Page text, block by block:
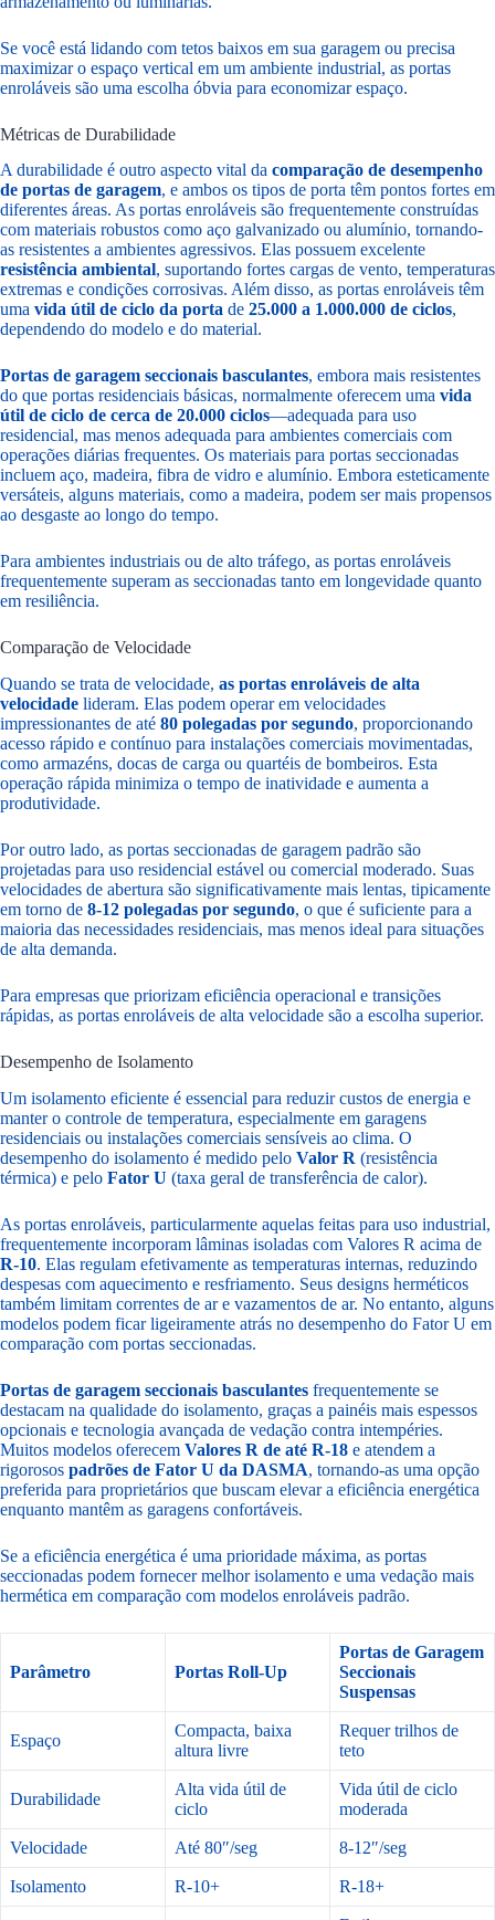
Se você está lidando com tetos baixos em sua garagem ou precisa
maximizar o espaço vertical em um ambiente industrial, as portas
enroláveis são uma escolha óbvia para economizar espaço.
Métricas de Durabilidade
A durabilidade é outro aspecto vital da comparação de desempenho
de portas de garagem, e ambos os tipos de porta têm pontos fortes em
diferentes áreas. As portas enroláveis são frequentemente construídas
com materiais robustos como aço galvanizado ou alumínio, tornando-
as resistentes a ambientes agressivos. Elas possuem excelente
resistência ambiental, suportando fortes cargas de vento, temperaturas
extremas e condições corrosivas. Além disso, as portas enroláveis têm
uma vida útil de ciclo da porta de 25.000 a 1.000.000 de ciclos,
dependendo do modelo e do material.
Portas de garagem seccionais basculantes, embora mais resistentes
do que portas residenciais básicas, normalmente oferecem uma vida
útil de ciclo de cerca de 20.000 ciclos—adequada para uso
residencial, mas menos adequada para ambientes comerciais com
operações diárias frequentes. Os materiais para portas seccionadas
incluem aço, madeira, fibra de vidro e alumínio. Embora esteticamente
versáteis, alguns materiais, como a madeira, podem ser mais propensos
ao desgaste ao longo do tempo.
Para ambientes industriais ou de alto tráfego, as portas enroláveis
frequentemente superam as seccionadas tanto em longevidade quanto
em resiliência.
Comparação de Velocidade
Quando se trata de velocidade, as portas enroláveis de alta
velocidade lideram. Elas podem operar em velocidades
impressionantes de até 80 polegadas por segundo, proporcionando
acesso rápido e contínuo para instalações comerciais movimentadas,
como armazéns, docas de carga ou quartéis de bombeiros. Esta
operação rápida minimiza o tempo de inatividade e aumenta a
produtividade.
Por outro lado, as portas seccionadas de garagem padrão são
projetadas para uso residencial estável ou comercial moderado. Suas
velocidades de abertura são significativamente mais lentas, tipicamente
em torno de 8-12 polegadas por segundo, o que é suficiente para a
maioria das necessidades residenciais, mas menos ideal para situações
de alta demanda.
Para empresas que priorizam eficiência operacional e transições
rápidas, as portas enroláveis de alta velocidade são a escolha superior.
Desempenho de Isolamento
Um isolamento eficiente é essencial para reduzir custos de energia e
manter o controle de temperatura, especialmente em garagens
residenciais ou instalações comerciais sensíveis ao clima. O
desempenho do isolamento é medido pelo Valor R (resistência
térmica) e pelo Fator U (taxa geral de transferência de calor).
As portas enroláveis, particularmente aquelas feitas para uso industrial,
frequentemente incorporam lâminas isoladas com Valores R acima de
R-10. Elas regulam efetivamente as temperaturas internas, reduzindo
despesas com aquecimento e resfriamento. Seus designs herméticos
também limitam correntes de ar e vazamentos de ar. No entanto, alguns
modelos podem ficar ligeiramente atrás no desempenho do Fator U em
comparação com portas seccionadas.
Portas de garagem seccionais basculantes frequentemente se
destacam na qualidade do isolamento, graças a painéis mais espessos
opcionais e tecnologia avançada de vedação contra intempéries.
Muitos modelos oferecem Valores R de até R-18 e atendem a
rigorosos padrões de Fator U da DASMA, tornando-as uma opção
preferida para proprietários que buscam elevar a eficiência energética
enquanto mantêm as garagens confortáveis.
Se a eficiência energética é uma prioridade máxima, as portas
seccionadas podem fornecer melhor isolamento e uma vedação mais
hermética em comparação com modelos enroláveis padrão.
Parâmetro Portas Roll-Up
Portas de Garagem
Seccionais
Suspensas
Espaço
Compacta, baixa
altura livre
Requer trilhos de
teto
Durabilidade
Alta vida útil de
ciclo
Vida útil de ciclo
moderada
Velocidade Até 80″/seg 8-12″/seg
Isolamento R-10+ R-18+